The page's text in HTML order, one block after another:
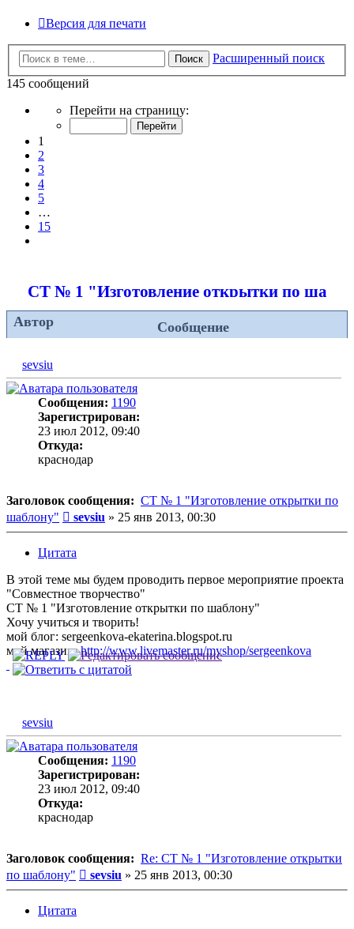
Версия для печати
Поиск
Расширенный поиск
145 сообщений
Страница
из
15
Перейти на страницу:
1
2
3
4
5
…
15
СТ № 1 "Изготовление открытки по
Автор Сообщение
sevsiu
Сообщения: 1190
Зарегистрирован:
23 июл 2012, 09:40
Откуда:
краснодар
Заголовок сообщения: СТ № 1 "Изготовление открытки по
шаблону"
Сообщение
sevsiu » 25 янв 2013, 00:30
Цитата
В этой теме мы будем проводить первое мероприятие проекта
"Совместное творчество"
СТ № 1 "Изготовление открытки по шаблону"
Хочу учиться и творить!
мой блог: sergeenkova-ekaterina.blogspot.ru
мой магазин:http://www.livemaster.ru/myshop/sergeenkova
sevsiu
Сообщения: 1190
Зарегистрирован:
23 июл 2012, 09:40
Откуда:
краснодар
Заголовок сообщения: Re: СТ № 1 "Изготовление открытки
по шаблону"
Сообщение
sevsiu » 25 янв 2013, 00:30
Цитата